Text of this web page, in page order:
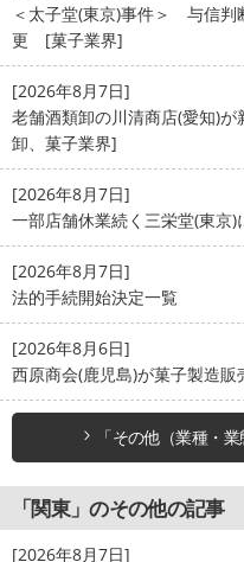
＜太子堂(東京)事件＞ 与信判
更 [菓子業界]
[2026年8月7日]
老舗酒類卸の川清商店(愛知)
卸、菓子業界]
[2026年8月7日]
一部店舗休業続く三栄堂(東
[2026年8月7日]
法的手続開始決定一覧
[2026年8月6日]
西原商会(鹿児島)が菓子製造
「その他（業種・
「関東」のその他の記事
[2026年8月7日]